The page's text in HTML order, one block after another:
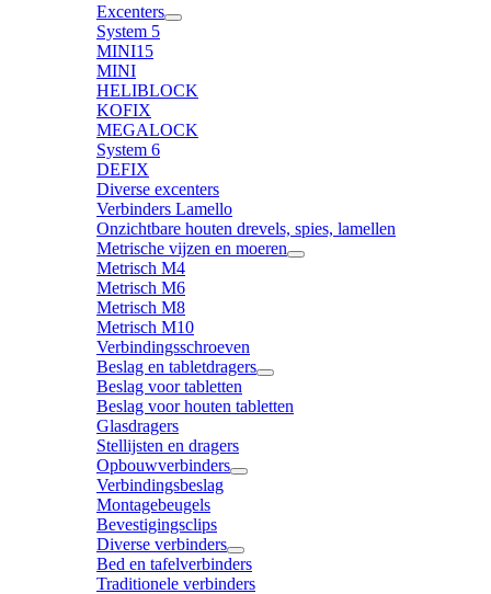
Excenters
System 5
MINI15
MINI
HELIBLOCK
KOFIX
MEGALOCK
System 6
DEFIX
Diverse excenters
Verbinders Lamello
Onzichtbare houten drevels, spies, lamellen
Metrische vijzen en moeren
Metrisch M4
Metrisch M6
Metrisch M8
Metrisch M10
Verbindingsschroeven
Beslag en tabletdragers
Beslag voor tabletten
Beslag voor houten tabletten
Glasdragers
Stellijsten en dragers
Opbouwverbinders
Verbindingsbeslag
Montagebeugels
Bevestigingsclips
Diverse verbinders
Bed en tafelverbinders
Traditionele verbinders